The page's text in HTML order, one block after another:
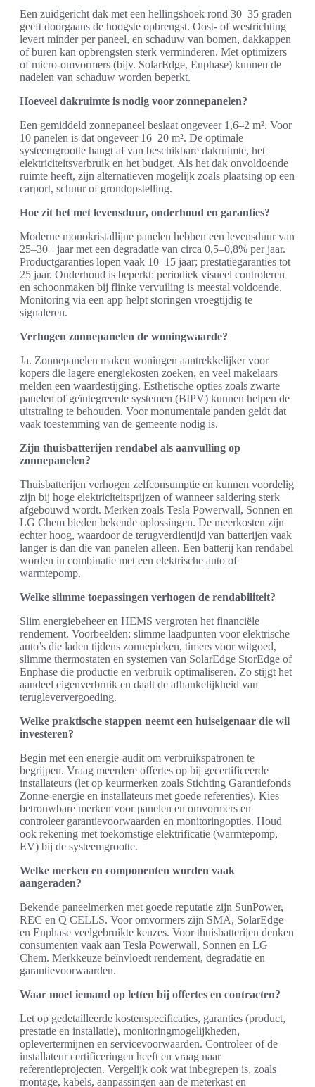
Een zuidgericht dak met een hellingshoek rond 30–35 graden
geeft doorgaans de hoogste opbrengst. Oost- of westrichting
levert minder per paneel, en schaduw van bomen, dakkappen
of buren kan opbrengsten sterk verminderen. Met optimizers
of micro-omvormers (bijv. SolarEdge, Enphase) kunnen de
nadelen van schaduw worden beperkt.
Hoeveel dakruimte is nodig voor zonnepanelen?
Een gemiddeld zonnepaneel beslaat ongeveer 1,6–2 m². Voor
10 panelen is dat ongeveer 16–20 m². De optimale
systeemgrootte hangt af van beschikbare dakruimte, het
elektriciteitsverbruik en het budget. Als het dak onvoldoende
ruimte heeft, zijn alternatieven mogelijk zoals plaatsing op een
carport, schuur of grondopstelling.
Hoe zit het met levensduur, onderhoud en garanties?
Moderne monokristallijne panelen hebben een levensduur van
25–30+ jaar met een degradatie van circa 0,5–0,8% per jaar.
Productgaranties lopen vaak 10–15 jaar; prestatiegaranties tot
25 jaar. Onderhoud is beperkt: periodiek visueel controleren
en schoonmaken bij flinke vervuiling is meestal voldoende.
Monitoring via een app helpt storingen vroegtijdig te
signaleren.
Verhogen zonnepanelen de woningwaarde?
Ja. Zonnepanelen maken woningen aantrekkelijker voor
kopers die lagere energiekosten zoeken, en veel makelaars
melden een waardestijging. Esthetische opties zoals zwarte
panelen of geïntegreerde systemen (BIPV) kunnen helpen de
uitstraling te behouden. Voor monumentale panden geldt dat
vaak toestemming van de gemeente nodig is.
Zijn thuisbatterijen rendabel als aanvulling op
zonnepanelen?
Thuisbatterijen verhogen zelfconsumptie en kunnen voordelig
zijn bij hoge elektriciteitsprijzen of wanneer saldering sterk
afgebouwd wordt. Merken zoals Tesla Powerwall, Sonnen en
LG Chem bieden bekende oplossingen. De meerkosten zijn
echter hoog, waardoor de terugverdientijd van batterijen vaak
langer is dan die van panelen alleen. Een batterij kan rendabel
worden in combinatie met een elektrische auto of
warmtepomp.
Welke slimme toepassingen verhogen de rendabiliteit?
Slim energiebeheer en HEMS vergroten het financiële
rendement. Voorbeelden: slimme laadpunten voor elektrische
auto’s die laden tijdens zonnepieken, timers voor witgoed,
slimme thermostaten en systemen van SolarEdge StorEdge of
Enphase die productie en verbruik optimaliseren. Zo stijgt het
aandeel eigenverbruik en daalt de afhankelijkheid van
terugleververgoeding.
Welke praktische stappen neemt een huiseigenaar die wil
investeren?
Begin met een energie-audit om verbruikspatronen te
begrijpen. Vraag meerdere offertes op bij gecertificeerde
installateurs (let op keurmerken zoals Stichting Garantiefonds
Zonne-energie en installateurs met goede referenties). Kies
betrouwbare merken voor panelen en omvormers en
controleer garantievoorwaarden en monitoringopties. Houd
ook rekening met toekomstige elektrificatie (warmtepomp,
EV) bij de systeemgrootte.
Welke merken en componenten worden vaak
aangeraden?
Bekende paneelmerken met goede reputatie zijn SunPower,
REC en Q CELLS. Voor omvormers zijn SMA, SolarEdge
en Enphase veelgebruikte keuzes. Voor thuisbatterijen denken
consumenten vaak aan Tesla Powerwall, Sonnen en LG
Chem. Merkkeuze beïnvloedt rendement, degradatie en
garantievoorwaarden.
Waar moet iemand op letten bij offertes en contracten?
Let op gedetailleerde kostenspecificaties, garanties (product,
prestatie en installatie), monitoringmogelijkheden,
oplevertermijnen en servicevoorwaarden. Controleer of de
installateur certificeringen heeft en vraag naar
referentieprojecten. Vergelijk ook wat inbegrepen is, zoals
montage, kabels, aanpassingen aan de meterkast en